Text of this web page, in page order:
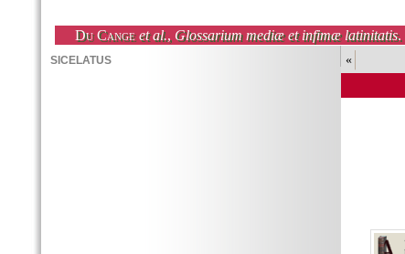
Du Cange et al., Glossarium mediæ et infimæ latinitatis.
«